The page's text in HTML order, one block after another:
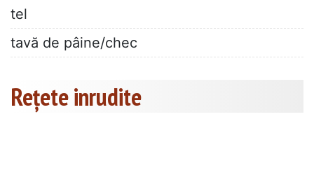
tel
tavă de pâine/chec
Rețete inrudite